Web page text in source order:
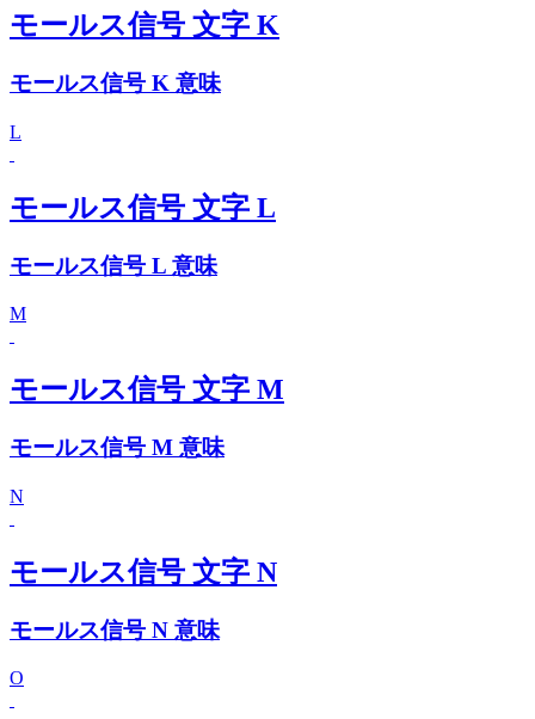
モールス信号 文字 K
モールス信号 K 意味
L
モールス信号 文字 L
モールス信号 L 意味
M
モールス信号 文字 M
モールス信号 M 意味
N
モールス信号 文字 N
モールス信号 N 意味
O